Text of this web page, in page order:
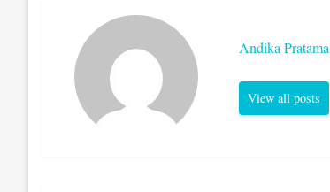
Andika Pratama
View all posts